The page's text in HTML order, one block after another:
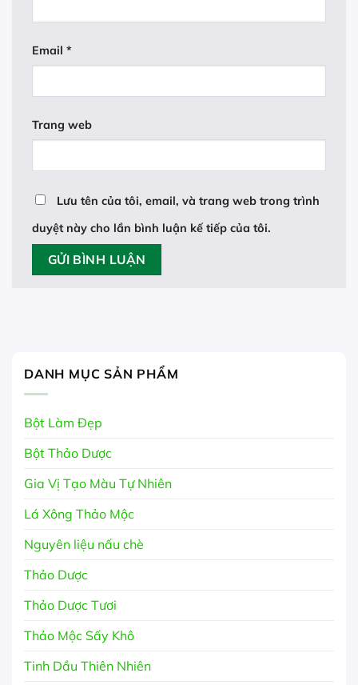
Email *
Trang web
Lưu tên của tôi, email, và trang web trong trình
duyệt này cho lần bình luận kế tiếp của tôi.
DANH MỤC SẢN PHẨM
Bột Làm Đẹp
Bột Thảo Dược
Gia Vị Tạo Màu Tự Nhiên
Lá Xông Thảo Mộc
Nguyên liệu nấu chè
Thảo Dược
Thảo Dược Tươi
Thảo Mộc Sấy Khô
Tinh Dầu Thiên Nhiên